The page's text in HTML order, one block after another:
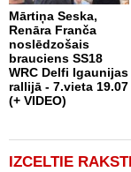
Mārtiņa Seska,
Renāra Franča
noslēdzošais
brauciens SS18
WRC Delfi Igaunijas
rallijā - 7.vieta 19.07
(+ VIDEO)
IZCELTIE RAKSTI